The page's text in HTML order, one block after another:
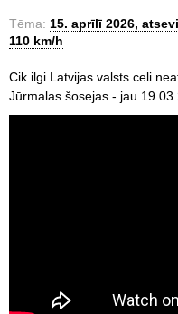
Tēma: 15. aprīlī 2026,
110 km/h
Cik ilgi Latvijas valsts celi
Jūrmalas šosejas - jau